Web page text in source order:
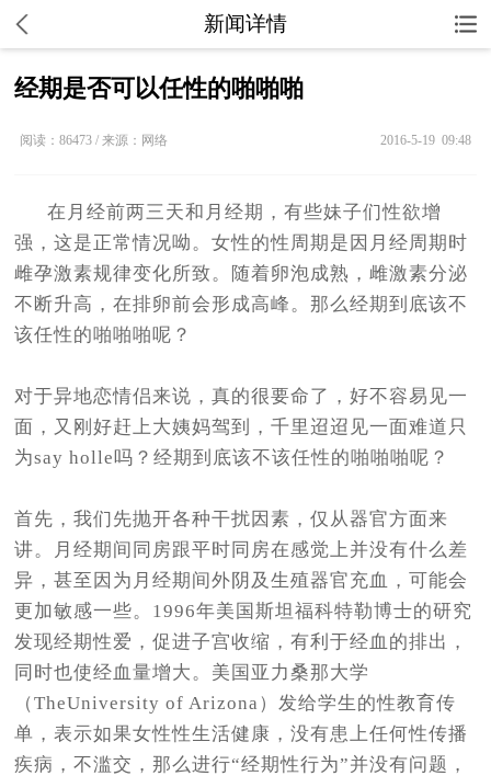
新闻详情
​经期是否可以任性的啪啪啪
阅读：86473 / 来源：网络 2016-5-19 09:48
在月经前两三天和月经期，有些妹子们性欲增
强，这是正常情况呦。女性的性周期是因月经周期时
雌孕激素规律变化所致。随着卵泡成熟，雌激素分泌
不断升高，在排卵前会形成高峰。那么经期到底该不
该任性的啪啪啪呢？
对于异地恋情侣来说，真的很要命了，好不容易见一
面，又刚好赶上大姨妈驾到，千里迢迢见一面难道只
为say holle吗？经期到底该不该任性的啪啪啪呢？
首先，我们先抛开各种干扰因素，仅从器官方面来
讲。月经期间同房跟平时同房在感觉上并没有什么差
异，甚至因为月经期间外阴及生殖器官充血，可能会
更加敏感一些。1996年美国斯坦福科特勒博士的研究
发现经期性爱，促进子宫收缩，有利于经血的排出，
同时也使经血量增大。美国亚力桑那大学
（TheUniversity of Arizona）发给学生的性教育传
单，表示如果女性性生活健康，没有患上任何性传播
疾病，不滥交，那么进行“经期性行为”并没有问题，